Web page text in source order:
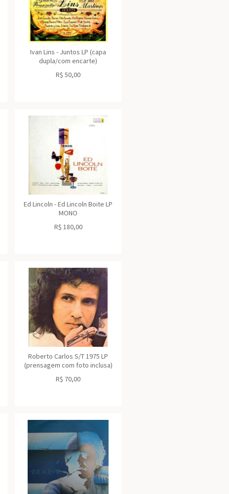
Ivan Lins - Juntos LP (capa
dupla/com encarte)
R$ 50,00
Ed Lincoln - Ed Lincoln Boite LP
MONO
R$ 180,00
Roberto Carlos S/T 1975 LP
(prensagem com foto inclusa)
R$ 70,00